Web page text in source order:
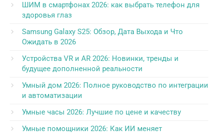
ШИМ в смартфонах 2026: как выбрать телефон для
здоровья глаз
Samsung Galaxy S25: Обзор, Дата Выхода и Что
Ожидать в 2026
Устройства VR и AR 2026: Новинки, тренды и
будущее дополненной реальности
Умный дом 2026: Полное руководство по интеграции
и автоматизации
Умные часы 2026: Лучшие по цене и качеству
Умные помощники 2026: Как ИИ меняет